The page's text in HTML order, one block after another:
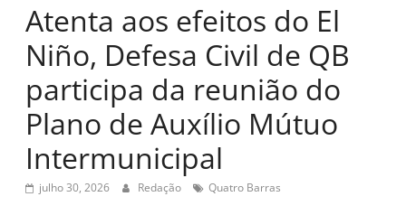
Atenta aos efeitos do El
Niño, Defesa Civil de QB
participa da reunião do
Plano de Auxílio Mútuo
Intermunicipal
julho 30, 2026 Redação Quatro Barras